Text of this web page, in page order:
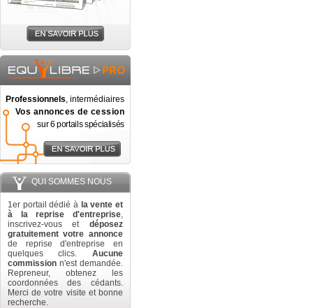
Professionnels, intermédiaires
Vos annonces de cession
sur 6 portails spécialisés
QUI SOMMES NOUS
1er portail dédié à la vente et
à la reprise d'entreprise,
inscrivez-vous et déposez
gratuitement votre annonce
de reprise d'entreprise en
quelques clics. Aucune
commission n'est demandée.
Repreneur, obtenez les
coordonnées des cédants.
Merci de votre visite et bonne
recherche.